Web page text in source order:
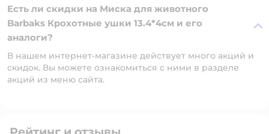
Есть ли скидки на Миска для животного
Barbaks Крохотные ушки 13.4*4см и его
аналоги?
В нашем интернет-магазине действует много акций и
скидок. Вы можете ознакомиться с ними в разделе
акций из меню сайта.